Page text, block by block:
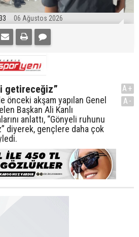
06 Ağustos 2026
getireceğiz”
önceki akşam yapılan Genel
Başkan Ali Kanlı
anlattı, “Gönyeli ruhunu
diyerek, gençlere daha çok
A+
A-